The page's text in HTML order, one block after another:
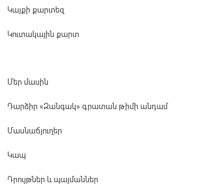
Կայքի քարտեզ
Կուտակային քարտ
Մեր մասին
Դարձիր «Զանգակ» գրատան թիմի անդամ
Մասնաճյուղեր
Կապ
Դրույթներ և պայմաններ